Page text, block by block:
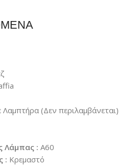
Λαμπτήρα (Δεν περιλαμβάνεται)
Λάμπας : A60
: Κρεμαστό